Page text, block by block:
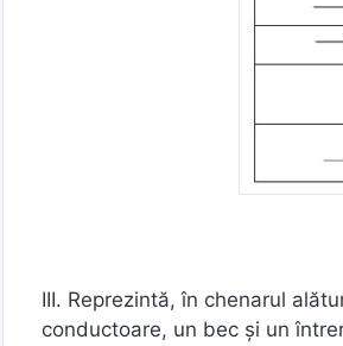
III. Reprezintă, în chenarul
conductoare, un bec și un